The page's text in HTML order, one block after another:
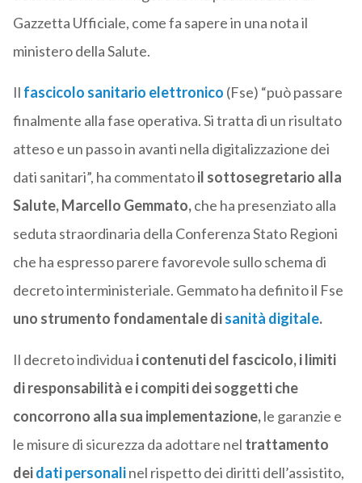
Gazzetta Ufficiale, come fa sapere in una nota il
ministero della Salute.
Il fascicolo sanitario elettronico (Fse) “può passare
finalmente alla fase operativa. Si tratta di un risultato
atteso e un passo in avanti nella digitalizzazione dei
dati sanitari”, ha commentatoil sottosegretario alla
Salute, Marcello Gemmato,che ha presenziato alla
seduta straordinaria della Conferenza Stato Regioni
che ha espresso parere favorevole sullo schema di
decreto interministeriale. Gemmato ha definito il Fse
uno strumento fondamentale disanità digitale.
Il decreto individua i contenuti del fascicolo, i limiti
di responsabilità e i compiti dei soggetti che
concorrono alla sua implementazione,le garanzie e
le misure di sicurezza da adottare nel trattamento
deidati personalinel rispetto dei diritti dell’assistito,